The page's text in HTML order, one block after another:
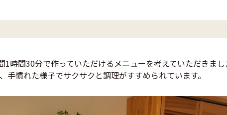
時間30分で作っていただけるメニューを考えていただきま
慣れた様子でサクサクと調理がすすめられています。